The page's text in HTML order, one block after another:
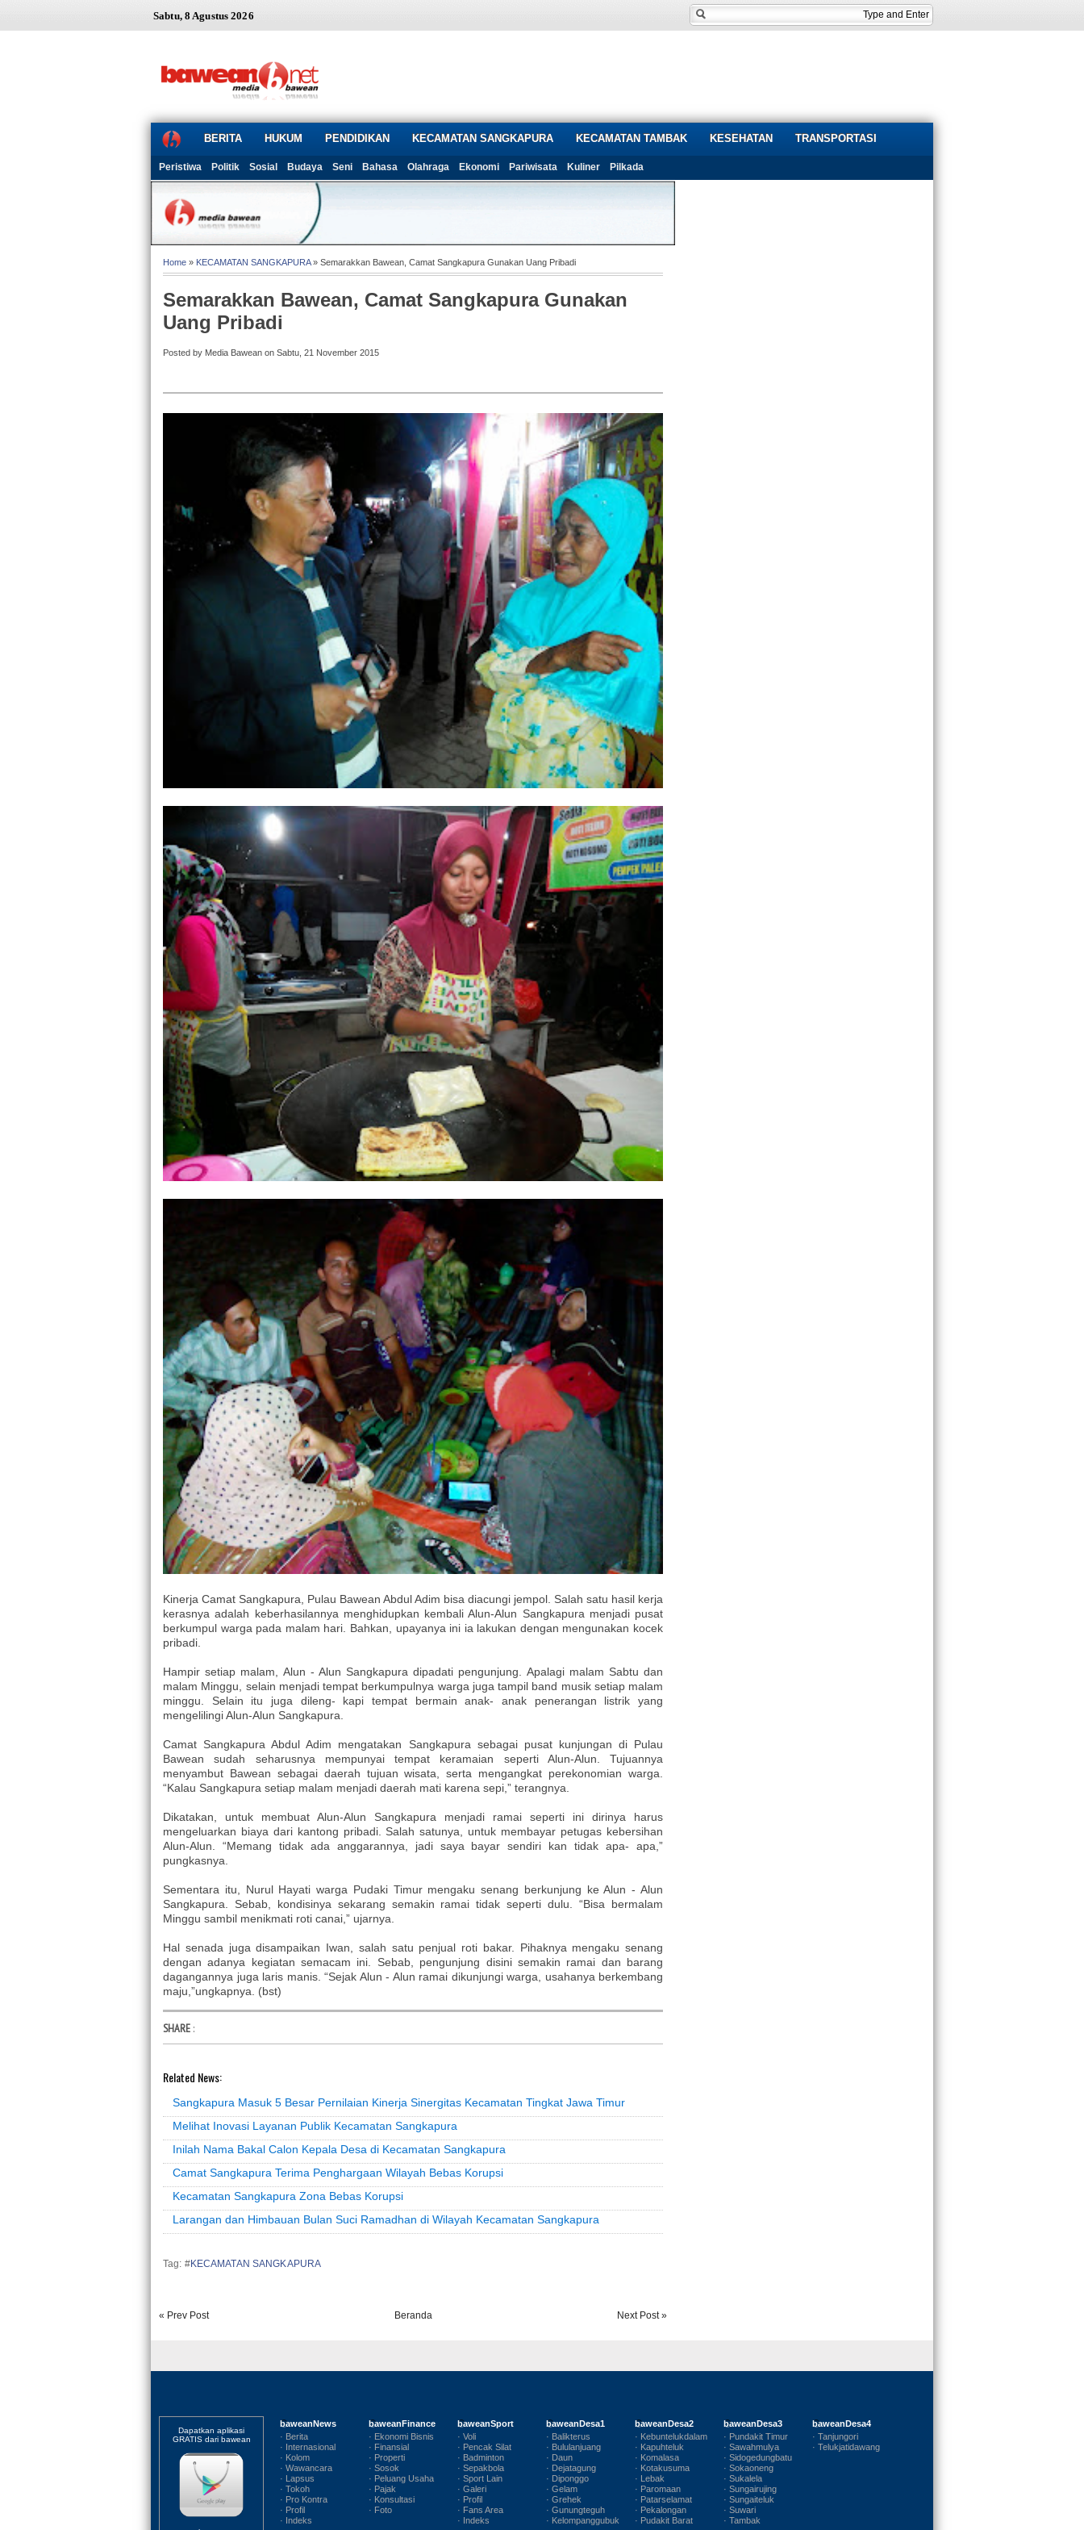
Sabtu, 8 Agustus 2026
BERITA HUKUM PENDIDIKAN KECAMATAN SANGKAPURA KECAMATAN TAMBAK KESEHATAN TRANSPORTASI
Peristiwa Politik Sosial Budaya Seni Bahasa Olahraga Ekonomi Pariwisata Kuliner Pilkada
Home » KECAMATAN SANGKAPURA» Semarakkan Bawean, Camat Sangkapura Gunakan Uang Pribadi
Semarakkan Bawean, Camat Sangkapura Gunakan
Uang Pribadi
Posted by Media Bawean on Sabtu, 21 November 2015
Kinerja Camat Sangkapura, Pulau Bawean Abdul Adim bisa diacungi jempol. Salah satu hasil kerja
kerasnya adalah keberhasilannya menghidupkan kembali Alun-Alun Sangkapura menjadi pusat
berkumpul warga pada malam hari. Bahkan, upayanya ini ia lakukan dengan mengunakan kocek
pribadi.
Hampir setiap malam, Alun - Alun Sangkapura dipadati pengunjung. Apalagi malam Sabtu dan
malam Minggu, selain menjadi tempat berkumpulnya warga juga tampil band musik setiap malam
minggu. Selain itu juga dileng- kapi tempat bermain anak- anak penerangan listrik yang
mengelilingi Alun-Alun Sangkapura.
Camat Sangkapura Abdul Adim mengatakan Sangkapura sebagai pusat kunjungan di Pulau
Bawean sudah seharusnya mempunyai tempat keramaian seperti Alun-Alun. Tujuannya
menyambut Bawean sebagai daerah tujuan wisata, serta mengangkat perekonomian warga.
“Kalau Sangkapura setiap malam menjadi daerah mati karena sepi,” terangnya.
Dikatakan, untuk membuat Alun-Alun Sangkapura menjadi ramai seperti ini dirinya harus
mengeluarkan biaya dari kantong pribadi. Salah satunya, untuk membayar petugas kebersihan
Alun-Alun. “Memang tidak ada anggarannya, jadi saya bayar sendiri kan tidak apa- apa,”
pungkasnya.
Sementara itu, Nurul Hayati warga Pudaki Timur mengaku senang berkunjung ke Alun - Alun
Sangkapura. Sebab, kondisinya sekarang semakin ramai tidak seperti dulu. “Bisa bermalam
Minggu sambil menikmati roti canai,” ujarnya.
Hal senada juga disampaikan Iwan, salah satu penjual roti bakar. Pihaknya mengaku senang
dengan adanya kegiatan semacam ini. Sebab, pengunjung disini semakin ramai dan barang
dagangannya juga laris manis. “Sejak Alun - Alun ramai dikunjungi warga, usahanya berkembang
maju,”ungkapnya. (bst)
SHARE :
Related News:
Sangkapura Masuk 5 Besar Pernilaian Kinerja Sinergitas Kecamatan Tingkat Jawa Timur
Melihat Inovasi Layanan Publik Kecamatan Sangkapura
Inilah Nama Bakal Calon Kepala Desa di Kecamatan Sangkapura
Camat Sangkapura Terima Penghargaan Wilayah Bebas Korupsi
Kecamatan Sangkapura Zona Bebas Korupsi
Larangan dan Himbauan Bulan Suci Ramadhan di Wilayah Kecamatan Sangkapura
Tag: #KECAMATAN SANGKAPURA
« Prev Post Next Post »
Beranda
Dapatkan aplikasi
GRATIS dari bawean
baweanNews
· Berita
· Internasional
· Kolom
· Wawancara
· Lapsus
· Tokoh
· Pro Kontra
· Profil
· Indeks
baweanFinance
· Ekonomi Bisnis
· Finansial
· Properti
· Sosok
· Peluang Usaha
· Pajak
· Konsultasi
· Foto
baweanSport
· Voli
· Pencak Silat
· Badminton
· Sepakbola
· Sport Lain
· Galeri
· Profil
· Fans Area
· Indeks
baweanDesa1
· Balikterus
· Bululanjuang
· Daun
· Dejatagung
· Diponggo
· Gelam
· Grehek
· Gunungteguh
· Kelompanggubuk
baweanDesa2
· Kebuntelukdalam
· Kapuhteluk
· Komalasa
· Kotakusuma
· Lebak
· Paromaan
· Patarselamat
· Pekalongan
· Pudakit Barat
baweanDesa3
· Pundakit Timur
· Sawahmulya
· Sidogedungbatu
· Sokaoneng
· Sukalela
· Sungairujing
· Sungaiteluk
· Suwari
· Tambak
baweanDesa4
· Tanjungori
· Telukjatidawang